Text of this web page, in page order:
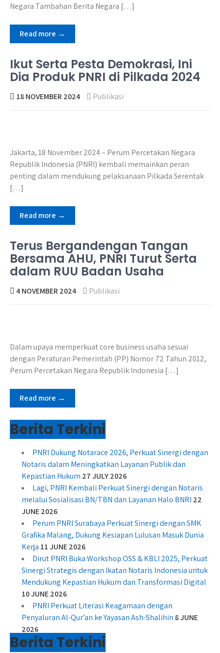
Negara Tambahan Berita Negara […]
Read more →
Ikut Serta Pesta Demokrasi, Ini
Dia Produk PNRI di Pilkada 2024
18 NOVEMBER 2024 Publikasi
Jakarta, 18 November 2024 – Perum Percetakan Negara
Republik Indonesia (PNRI) kembali memainkan peran
penting dalam mendukung pelaksanaan Pilkada Serentak
[…]
Read more →
Terus Bergandengan Tangan
Bersama AHU, PNRI Turut Serta
dalam RUU Badan Usaha
4 NOVEMBER 2024 Publikasi
Dalam upaya memperkuat core business usaha sesuai
dengan Peraturan Pemerintah (PP) Nomor 72 Tahun 2012,
Perum Percetakan Negara Republik Indonesia […]
Read more →
Berita Terkini
PNRI Dukung Notarace 2026, Perkuat Sinergi dengan
Notaris dalam Meningkatkan Layanan Publik dan
Kepastian Hukum 27 JULY 2026
Lagi, PNRI Kembali Perkuat Sinergi dengan Notaris
melalui Sosialisasi BN/TBN dan Layanan Halo BNRI 22
JUNE 2026
Perum PNRI Surabaya Perkuat Sinergi dengan SMK
Grafika Malang, Dukung Kesiapan Lulusan Masuk Dunia
Kerja 11 JUNE 2026
Dirut PNRI Buka Workshop OSS & KBLI 2025, Perkuat
Sinergi Strategis dengan Ikatan Notaris Indonesia untuk
Mendukung Kepastian Hukum dan Transformasi Digital
10 JUNE 2026
PNRI Perkuat Literasi Keagamaan dengan
Penyaluran Al-Qur’an ke Yayasan Ash-Shalihin 8 JUNE
2026
Berita Terkini